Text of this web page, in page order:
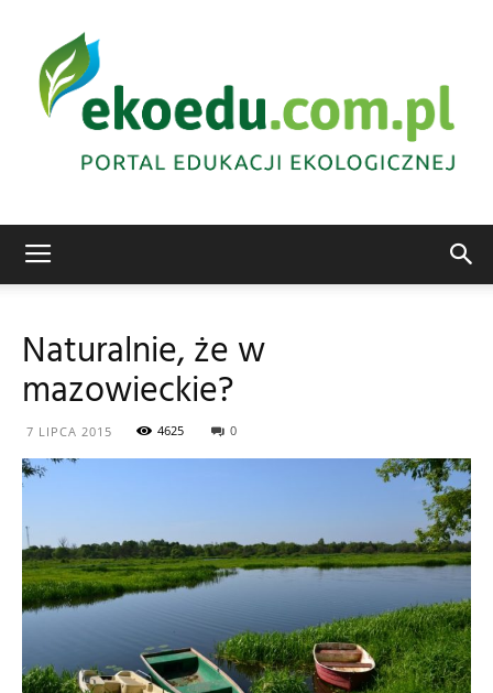
Naturalnie, że w
mazowieckie?
7 LIPCA 2015 4625 0